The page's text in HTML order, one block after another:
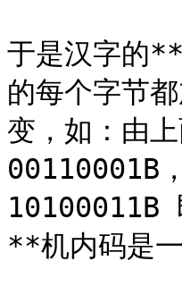
于是汉字的
的每个字节
变，如：由
00110001B
10100011B
**机内码是